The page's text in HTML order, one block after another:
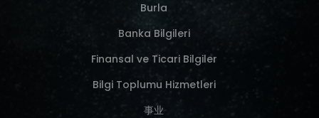
Burla
Banka Bilgileri
Finansal ve Ticari Bilgiler
Bilgi Toplumu Hizmetleri
事业